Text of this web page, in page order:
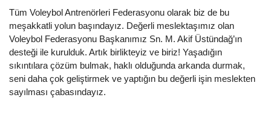
Tüm Voleybol Antrenörleri Federasyonu olarak biz de bu
meşakkatli yolun başındayız. Değerli meslektaşımız olan
Voleybol Federasyonu Başkanımız Sn. M. Akif Üstündağ’ın
desteği ile kurulduk. Artık birlikteyiz ve biriz! Yaşadığın
sıkıntılara çözüm bulmak, haklı olduğunda arkanda durmak,
seni daha çok geliştirmek ve yaptığın bu değerli işin meslekten
sayılması çabasındayız.